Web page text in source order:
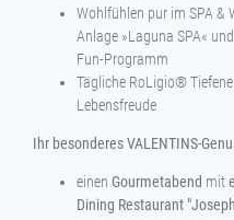
Wohlfühlen pur im SPA &
Anlage »Laguna SPA«
Fun-Programm
Tägliche RoLigio®
Lebensfreude
Ihr besonderes VALENTINS-
einen Gourmetabend mit
Dining Restaurant